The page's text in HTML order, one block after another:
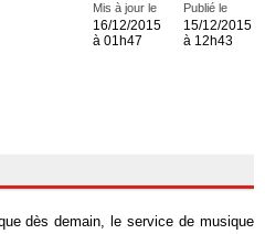
Publié le
15/12/2015
à 12h43
Mis à jour le
16/12/2015
à 01h47
dès demain, le service de musique